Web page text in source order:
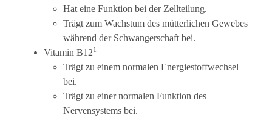
Hat eine Funktion bei der Zellteilung.
Trägt zum Wachstum des mütterlichen Gewebes
während der Schwangerschaft bei.
Vitamin B121
Trägt zu einem normalen Energiestoffwechsel
bei.
Trägt zu einer normalen Funktion des
Nervensystems bei.